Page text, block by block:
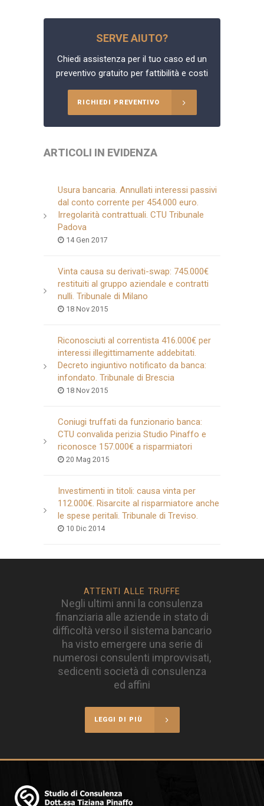
SERVE AIUTO?
Chiedi assistenza per il tuo caso ed un
preventivo gratuito per fattibilità e costi
RICHIEDI PREVENTIVO
ARTICOLI IN EVIDENZA
Usura bancaria. Annullati interessi passivi
dal conto corrente per 454.000 euro.
Irregolarità contrattuali. CTU Tribunale
Padova
14 Gen 2017
Vinta causa su derivati-swap: 745.000€
restituiti al gruppo aziendale e contratti
nulli. Tribunale di Milano
18 Nov 2015
Riconosciuti al correntista 416.000€ per
interessi illegittimamente addebitati.
Decreto ingiuntivo notificato da banca:
infondato. Tribunale di Brescia
18 Nov 2015
Coniugi truffati da funzionario banca:
CTU convalida perizia Studio Pinaffo e
riconosce 157.000€ a risparmiatori
20 Mag 2015
Investimenti in titoli: causa vinta per
112.000€. Risarcite al risparmiatore anche
le spese peritali. Tribunale di Treviso.
10 Dic 2014
ATTENTI ALLE TRUFFE
Negli ultimi anni la consulenza
finanziaria alle aziende in stato di
difficoltà verso il sistema bancario
ha visto emergere una serie di
numerosi consulenti improvvisati,
sedicenti società di consulenza
ed affini
LEGGI DI PIÙ